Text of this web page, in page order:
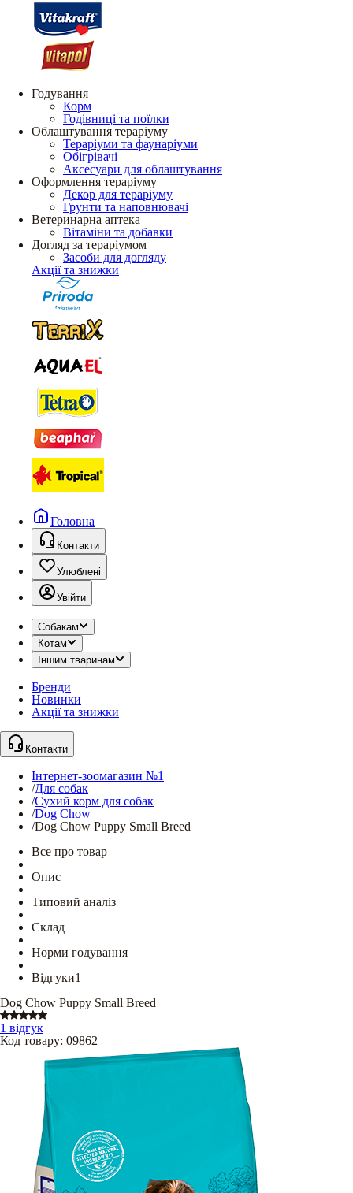
Годування
Корм
Годівниці та поїлки
Облаштування тераріуму
Тераріуми та фаунаріуми
Обігрівачі
Аксесуари для облаштування
Оформлення тераріуму
Декор для тераріуму
Грунти та наповнювачі
Ветеринарна аптека
Вітаміни та добавки
Догляд за тераріумом
Засоби для догляду
Акції та знижки
Головна
Контакти
Улюблені
Увійти
Собакам
Котам
Іншим тваринам
Бренди
Новинки
Акції та знижки
Контакти
Інтернет-зоомагазин №1
/Для собак
/Сухий корм для собак
/Dog Chow
/Dog Chow Puppy Small Breed
Все про товар
Опис
Типовий аналіз
Склад
Норми годування
Відгуки1
Dog Chow Puppy Small Breed
1 відгук
Код товару: 09862